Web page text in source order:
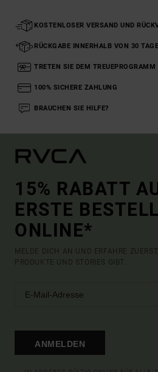
KOSTENLOSER VERSAND UND
RÜCKGABE INNERHALB VON 30
TRETEN SIE DEM TREUEPROGRAMM
100% SICHERE ZAHLUNG
BRAUCHEN SIE HILFE?
15% RABATT
ERSTE
ONLINE*
MELDE DICH AN UND ERFAHRE
PRODUKTE UND STORIES GIBT.
ANMELDEN